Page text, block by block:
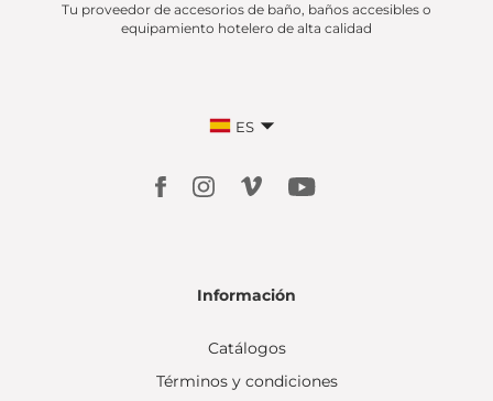
Tu proveedor de accesorios de baño, baños accesibles o
equipamiento hotelero de alta calidad
ES
Información
Catálogos
Términos y condiciones